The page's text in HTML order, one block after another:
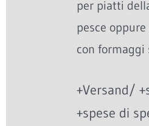
per piatti
pesce
con formaggi
+Versand/
+spese di